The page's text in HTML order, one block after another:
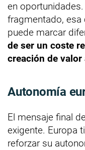
en
fragmentado,
puede marcar
de ser un coste
creación de
Autonomía
El mensaje final
exigente. Europa
reforzar su